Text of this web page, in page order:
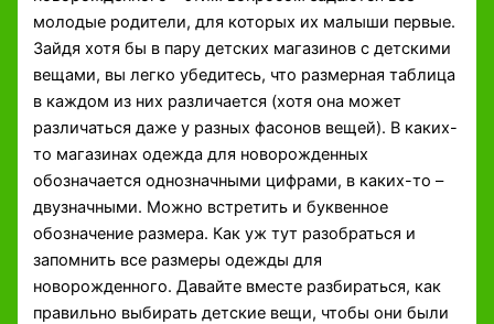
молодые родители, для которых их малыши первые.
Зайдя хотя бы в пару детских магазинов с детскими
вещами, вы легко убедитесь, что размерная таблица
в каждом из них различается (хотя она может
различаться даже у разных фасонов вещей). В каких-
то магазинах одежда для новорожденных
обозначается однозначными цифрами, в каких-то –
двузначными. Можно встретить и буквенное
обозначение размера. Как уж тут разобраться и
запомнить все размеры одежды для
новорожденного. Давайте вместе разбираться, как
правильно выбирать детские вещи, чтобы они были